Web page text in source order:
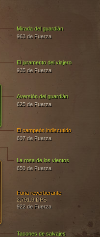
Mirada del guardián
963 de Fuerza
Tacones de salvajes
Aversión del guardián
625 de Fuerza
Furia reverberante
2,791.9 DPS
922 de Fuerza
El campeón indiscutido
607 de Fuerza
La rosa de los vientos
650 de Fuerza
El juramento del viajero
935 de Fuerza